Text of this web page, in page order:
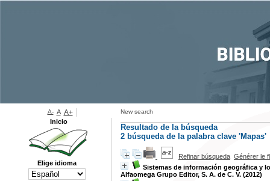
New search
Resultado de la búsqueda
2 búsqueda de la palabra clave 'Mapas'
Refinar búsqueda Générer le
Sistemas de información geográfica y
Alfaomega Grupo Editor, S. A. de C. V. (2012)
A- A A+
Inicio
Elige idioma